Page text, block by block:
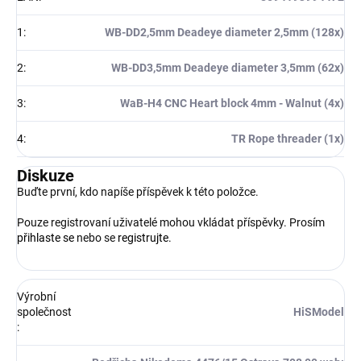
1 : WB-DD2,5mm Deadeye diameter 2,5mm (128x)
2: WB-DD3,5mm Deadeye diameter 3,5mm (62x)
3: WaB-H4 CNC Heart block 4mm - Walnut (4x)
4: TR Rope threader (1x)
Diskuze
Buďte první, kdo napíše příspěvek k této položce.
Pouze registrovaní uživatelé mohou vkládat příspěvky. Prosím
přihlaste se nebo se registrujte.
Výrobní
společnost
:
HiSModel